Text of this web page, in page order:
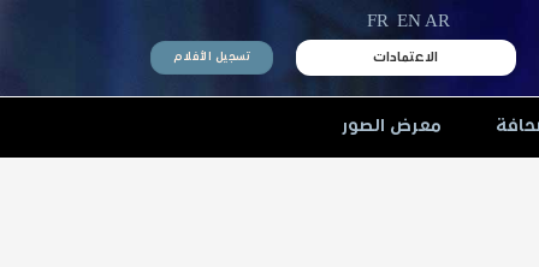
AR
EN
FR
الاعتمادات تسجيل الأفلام
معرض الصور